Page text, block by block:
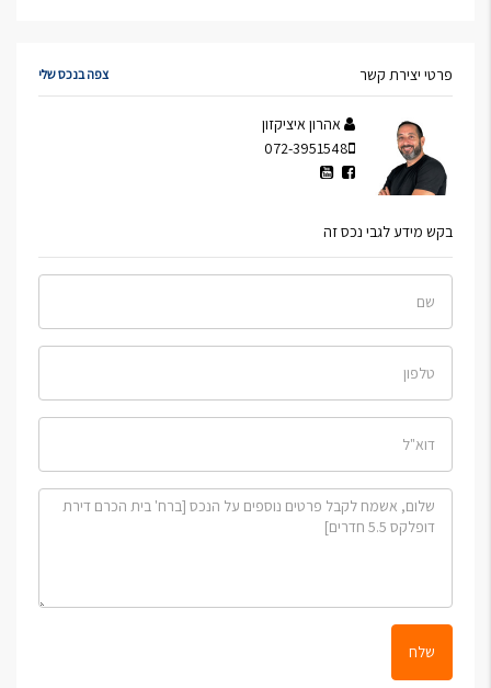
פרטי יצירת קשר צפה בנכס שלי
אהרון איציקזון
072-3951548
בקש מידע לגבי נכס זה
שלח